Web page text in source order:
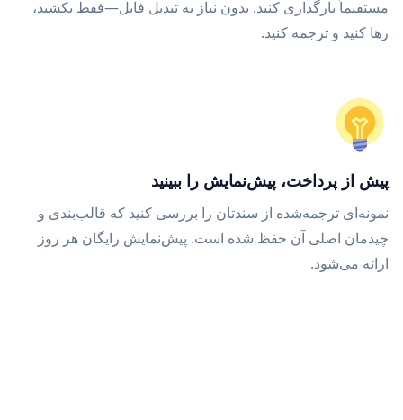
مستقیماً بارگذاری کنید. بدون نیاز به تبدیل فایل—فقط بکشید،
رها کنید و ترجمه کنید.
پیش از پرداخت، پیش‌نمایش را ببینید
نمونه‌ای ترجمه‌شده از سندتان را بررسی کنید که قالب‌بندی و
چیدمان اصلی آن حفظ شده است. پیش‌نمایش رایگان هر روز
ارائه می‌شود.